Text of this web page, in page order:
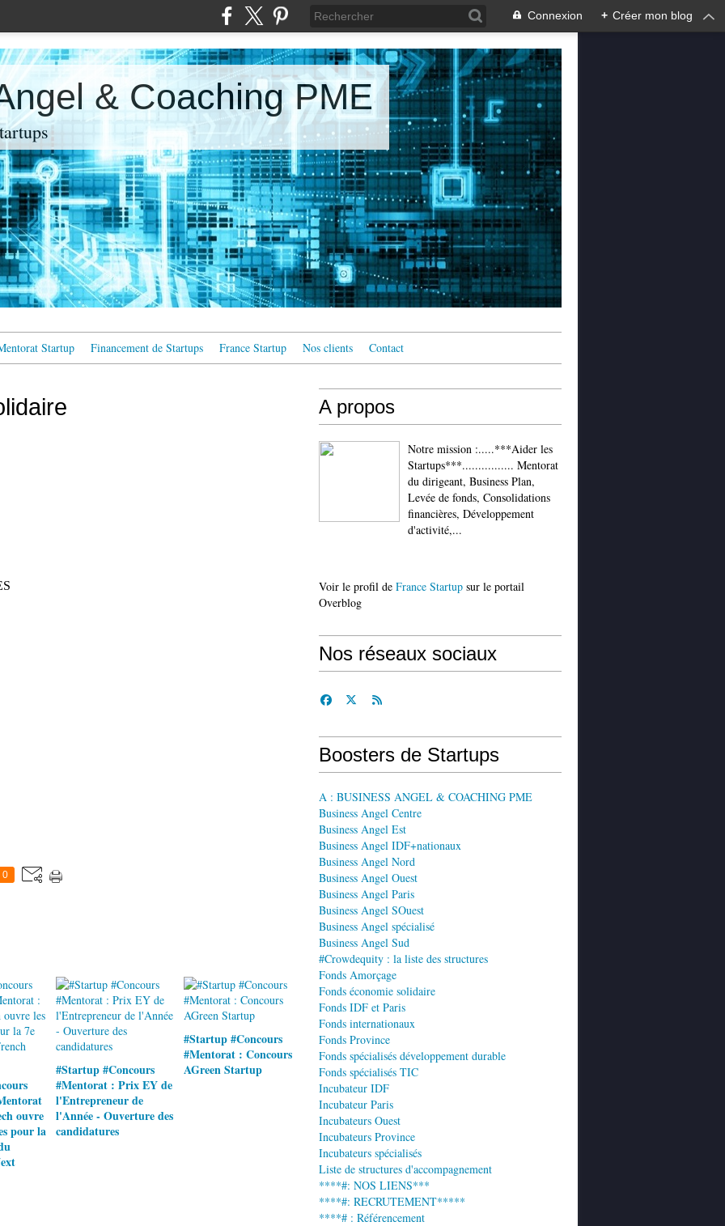
Connexion + Créer mon blog
& Coaching PME
Startup Financement de Startups France Startup Nos clients Contact
0
ouvre
pour la
#Startup #Concours
#Mentorat : Prix EY de
l'Entrepreneur de
l'Année - Ouverture des
candidatures
#Startup #Concours
#Mentorat : Concours
AGreen Startup
A propos
Notre mission :.....***Aider les
Startups***................ Mentorat
du dirigeant, Business Plan,
Levée de fonds, Consolidations
financières, Développement
d'activité,...
Voir le profil de France Startup sur le portail
Overblog
Nos réseaux sociaux
Boosters de Startups
A : BUSINESS ANGEL & COACHING PME
Business Angel Centre
Business Angel Est
Business Angel IDF+nationaux
Business Angel Nord
Business Angel Ouest
Business Angel Paris
Business Angel SOuest
Business Angel spécialisé
Business Angel Sud
#Crowdequity : la liste des structures
Fonds Amorçage
Fonds économie solidaire
Fonds IDF et Paris
Fonds internationaux
Fonds Province
Fonds spécialisés développement durable
Fonds spécialisés TIC
Incubateur IDF
Incubateur Paris
Incubateurs Ouest
Incubateurs Province
Incubateurs spécialisés
Liste de structures d'accompagnement
****#: NOS LIENS***
****#: RECRUTEMENT*****
****# : Référencement